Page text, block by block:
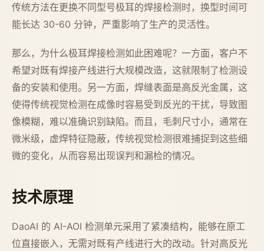
传统方法在更换不同型号极耳的焊接检测时，换型时间可
能长达 30-60 分钟，严重影响了生产的灵活性。
那么，为什么极耳焊接检测如此困难呢？一方面，客户不
希望对既有焊接产线进行大规模改造，这就限制了检测设
备的安装和使用。另一方面，焊缝表面是高反光金属，这
使得传统视觉检测在成像时容易受到反光的干扰，导致图
像模糊，难以准确识别缺陷。而且，毛刺尺寸小，通常在
微米级，虚焊特征隐蔽，传统视觉检测很难捕捉到这些细
微的变化，从而容易出现误判和漏检的情况。
技术原理
DaoAI 的 AI-AOI 检测单元采用了紧凑结构，能够在原工
位直接嵌入，无需对既有产线进行大的改动。针对高反光